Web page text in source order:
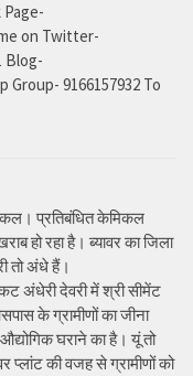
on Twitter-
Blog-
9166157932 To
प्रतिबंधित केमिकल
हो रहा है। ब्यावर का जिला
तो अंधे हैं।
अंधेरी देवरी में श्री सीमेंट
के ग्रामीणों का जीना
घराने का है। यूं तो
प्लांट की वजह से ग्रामीणों को